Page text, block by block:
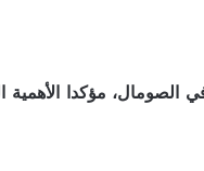
مؤكدا الأهمية